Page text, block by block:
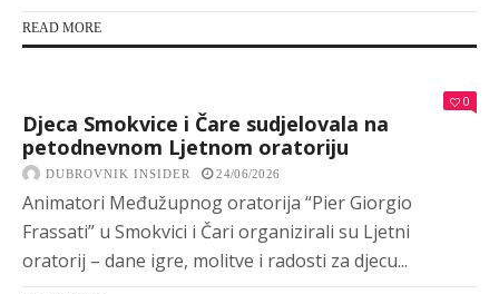
READ MORE
0
Djeca Smokvice i Čare sudjelovala na
petodnevnom Ljetnom oratoriju
DUBROVNIK INSIDER 24/06/2026
Animatori Međužupnog oratorija “Pier Giorgio
Frassati” u Smokvici i Čari organizirali su Ljetni
oratorij – dane igre, molitve i radosti za djecu...